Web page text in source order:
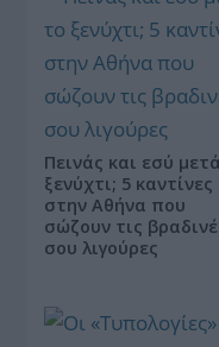
Πεινάς και εσύ
ξενύχτι; 5 καντίνες
στην Αθήνα που
σώζουν τις
σου λιγούρες